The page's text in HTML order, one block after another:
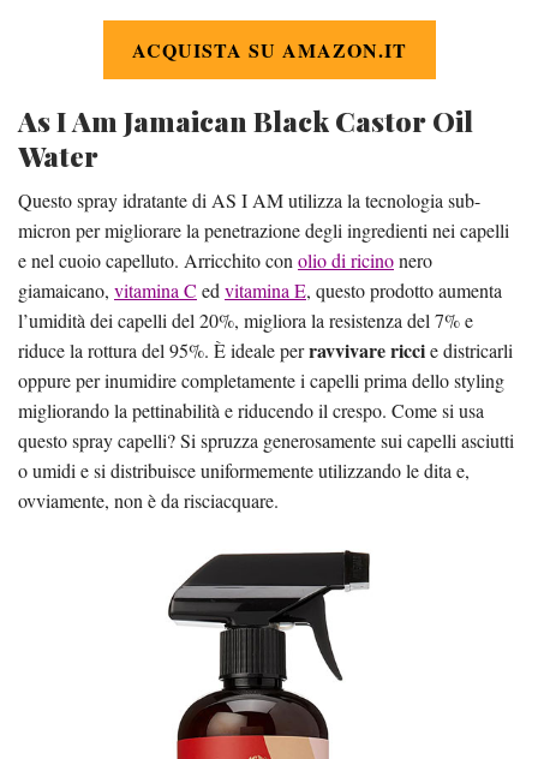
ACQUISTA SU AMAZON.IT
As I Am Jamaican Black Castor Oil
Water
Questo spray idratante di AS I AM utilizza la tecnologia sub-
micron per migliorare la penetrazione degli ingredienti nei capelli
e nel cuoio capelluto. Arricchito con olio di ricinonero
giamaicano, vitamina C ed vitamina E, questo prodotto aumenta
l’umidità dei capelli del 20%, migliora la resistenza del 7% e
riduce la rottura del 95%. È ideale perravvivare riccie districarli
oppure per inumidire completamente i capelli prima dello styling
migliorando la pettinabilità e riducendo il crespo. Come si usa
questo spray capelli? Si spruzza generosamente sui capelli asciutti
o umidi e si distribuisce uniformemente utilizzando le dita e,
ovviamente, non è da risciacquare.